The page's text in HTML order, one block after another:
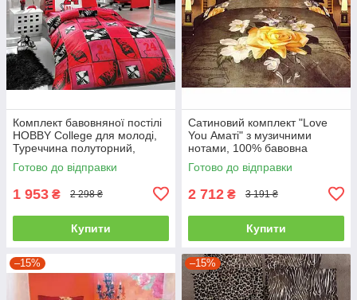
Комплект бавовняної постілі
HOBBY College для молоді,
Туреччина полуторний,
червоний
Готово до відправки
1 953 ₴ 2 298 ₴
Купити
Сатиновий комплект "Love
You Аматі" з музичними
нотами, 100% бавовна
полуторний
Готово до відправки
2 712 ₴ 3 191 ₴
Купити
–15% –15%